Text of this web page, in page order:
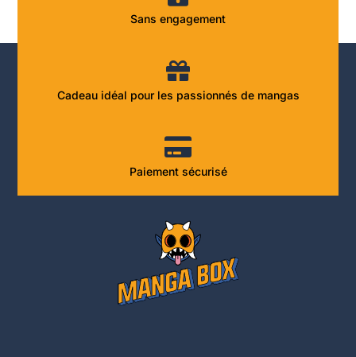
Sans engagement
Cadeau idéal pour les passionnés de mangas
Paiement sécurisé